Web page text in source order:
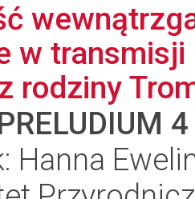
w
rodziny
4
Hanna